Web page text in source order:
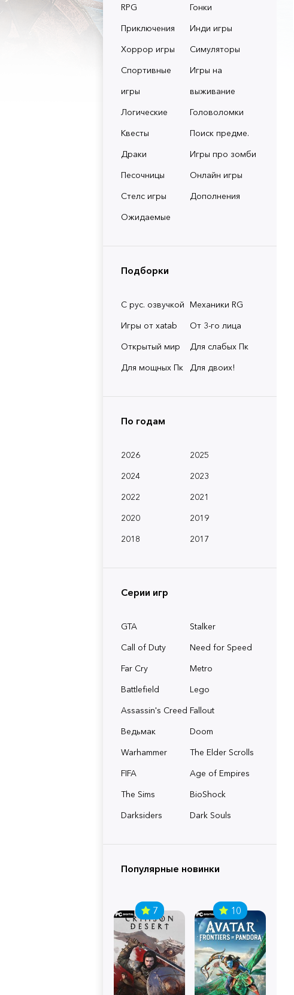
RPG
Гонки
Приключения
Инди игры
Хоррор игры
Симуляторы
Спортивные
игры
Игры на
выживание
Логические
Головоломки
Квесты
Поиск предме.
Драки
Игры про зомби
Песочницы
Онлайн игры
Стелс игры
Дополнения
Ожидаемые
Подборки
С рус. озвучкой Механики RG
Игры от xatab
От 3-го лица
Открытый мир
Для слабых Пк
Для мощных Пк
Для двоих!
По годам
2026
2025
2024
2023
2022
2021
2020
2019
2018
2017
Серии игр
GTA
Stalker
Call of Duty
Need for Speed
Far Cry
Metro
Battlefield
Lego
Assassin's Creed Fallout
Ведьмак
Doom
Warhammer
The Elder Scrolls
FIFA
Age of Empires
The Sims
BioShock
Darksiders
Dark Souls
Популярные новинки
7 10